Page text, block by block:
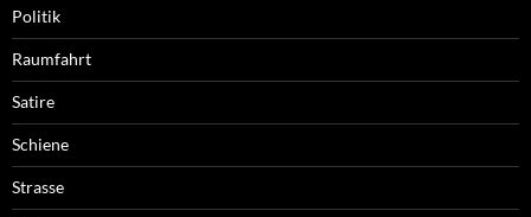
Politik
Raumfahrt
Satire
Schiene
Strasse